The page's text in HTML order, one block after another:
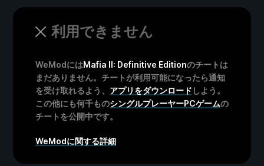
利用できません
WeModにはMafia II: Definitive Editionのチートは
まだありません。チートが利用可能になったら通知
を受け取れるよう、 アプリをダウンロード しよう。
この他にも何千ものシングルプレーヤーPCゲームの
チートを公開中です。
WeModに関する詳細